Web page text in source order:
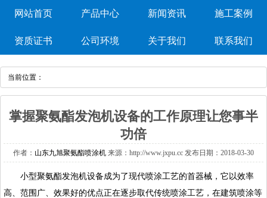
网站首页 产品中心 新闻资讯 施工案例
资质证书 公司环境 关于我们 联系我们
当前位置：
掌握聚氨酯发泡机设备的工作原理让您事半
功倍
作者： 山东九旭聚氨酯喷涂机 来源：http://www.jxpu.cc发布日期：2018-03-30
小型聚氨酯发泡机设备成为了现代喷涂工艺的首器械，它以效率
高、范围广、效果好的优点正在逐步取代传统喷涂工艺，在建筑喷涂等